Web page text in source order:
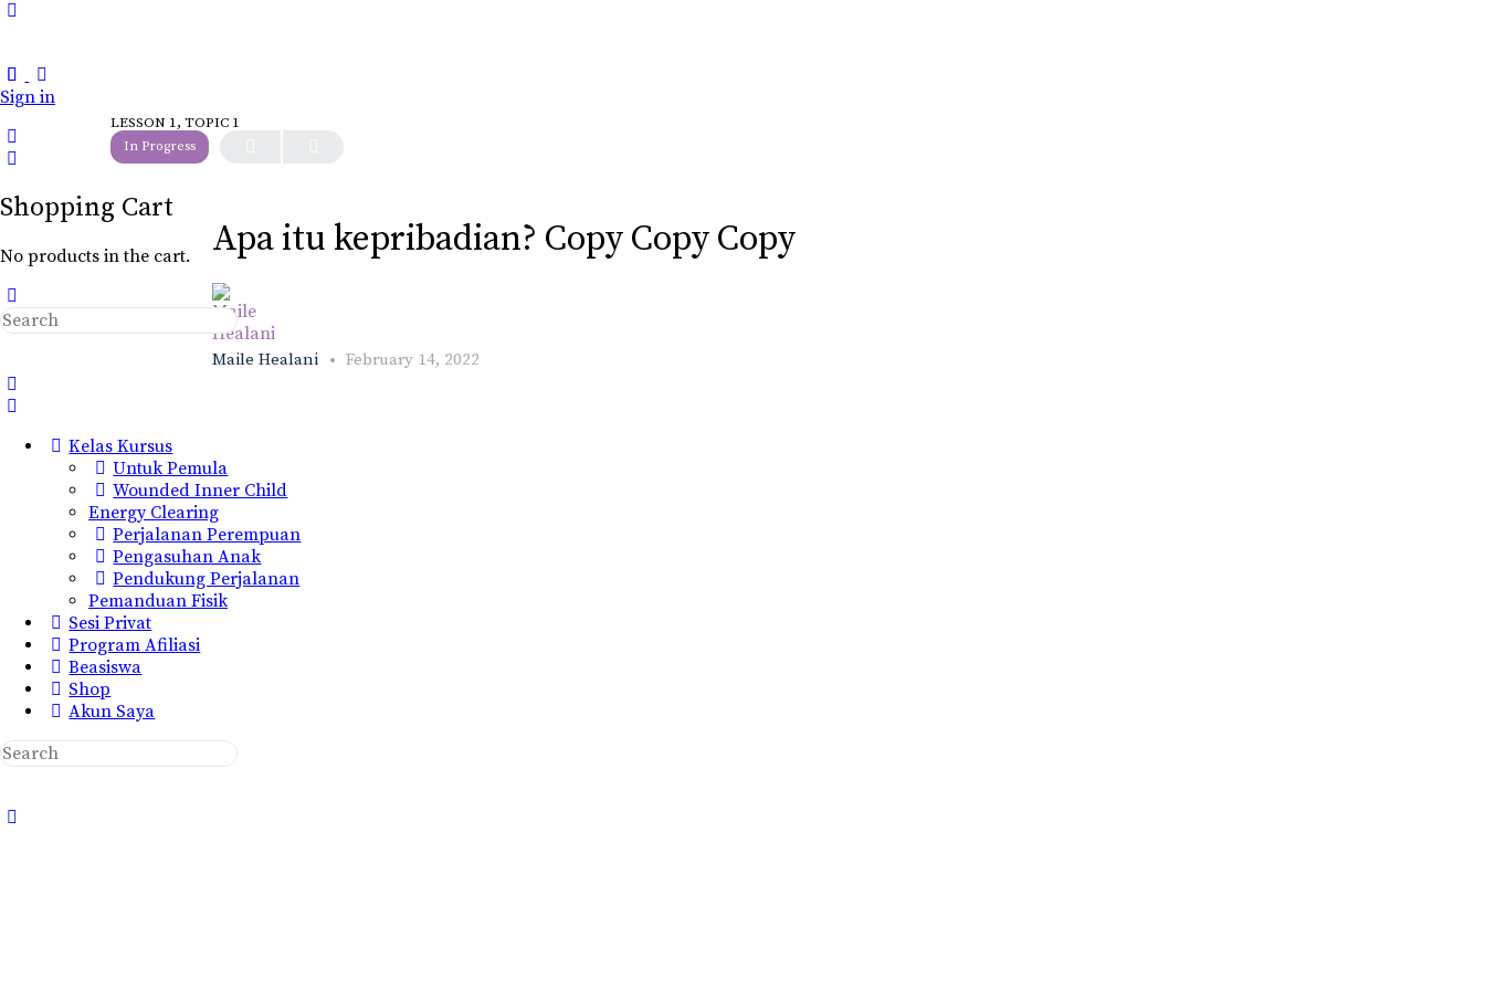
Sign in
Shopping Cart
No products in the cart.
Search
for:
Kelas Kursus
Untuk Pemula
Wounded Inner Child
Energy Clearing
Perjalanan Perempuan
Pengasuhan Anak
Pendukung Perjalanan
Pemanduan Fisik
Sesi Privat
Program Afiliasi
Beasiswa
Shop
Akun Saya
Search
for:
LESSON 1, TOPIC 1
In Progress
Apa itu kepribadian? Copy Copy Copy
Maile Healani February 14, 2022